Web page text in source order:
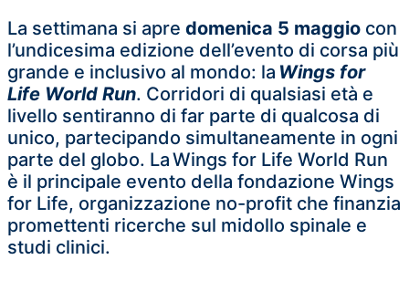
La settimana si apre domenica 5 maggio con
l’undicesima edizione dell’evento di corsa più
grande e inclusivo al mondo: la Wings for
Life World Run. Corridori di qualsiasi età e
livello sentiranno di far parte di qualcosa di
unico, partecipando simultaneamente in ogni
parte del globo. La Wings for Life World Run
è il principale evento della fondazione Wings
for Life, organizzazione no-profit che finanzia
promettenti ricerche sul midollo spinale e
studi clinici.